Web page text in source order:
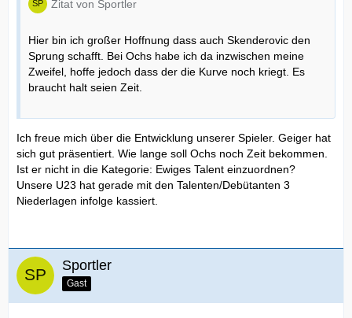
Zitat von Sportler
Hier bin ich großer Hoffnung dass auch Skenderovic den
Sprung schafft. Bei Ochs habe ich da inzwischen meine
Zweifel, hoffe jedoch dass der die Kurve noch kriegt. Es
braucht halt seien Zeit.
Ich freue mich über die Entwicklung unserer Spieler. Geiger hat
sich gut präsentiert. Wie lange soll Ochs noch Zeit bekommen.
Ist er nicht in die Kategorie: Ewiges Talent einzuordnen?
Unsere U23 hat gerade mit den Talenten/Debütanten 3
Niederlagen infolge kassiert.
Sportler
Gast